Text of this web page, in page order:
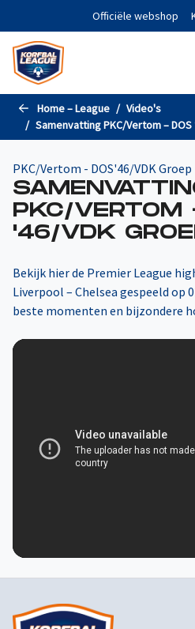
Naar de hoofdinhoud gaanOfficiële webshop
Home – League
Video's
Samenvatting PKC/Vertom – DOS
PKC/Vertom - DOS'46/VDK Groep
PKC/VERTOM
'46/VDK
Bekijk hier de Premier League
Liverpool – Chelsea gespeeld op
beste momenten en bijzondere